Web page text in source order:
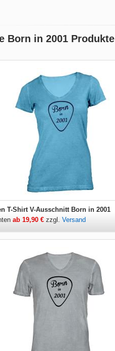
Born in 2001 Produkte
T-Shirt V-Ausschnitt Born in 2001
ab 19,90 € zzgl. Versand